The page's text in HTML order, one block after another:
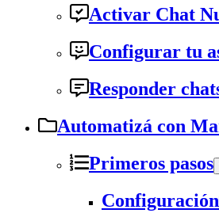
Activar Chat
Configurar tu
Responder
Automatizá con
Primeros pasos
Configuración